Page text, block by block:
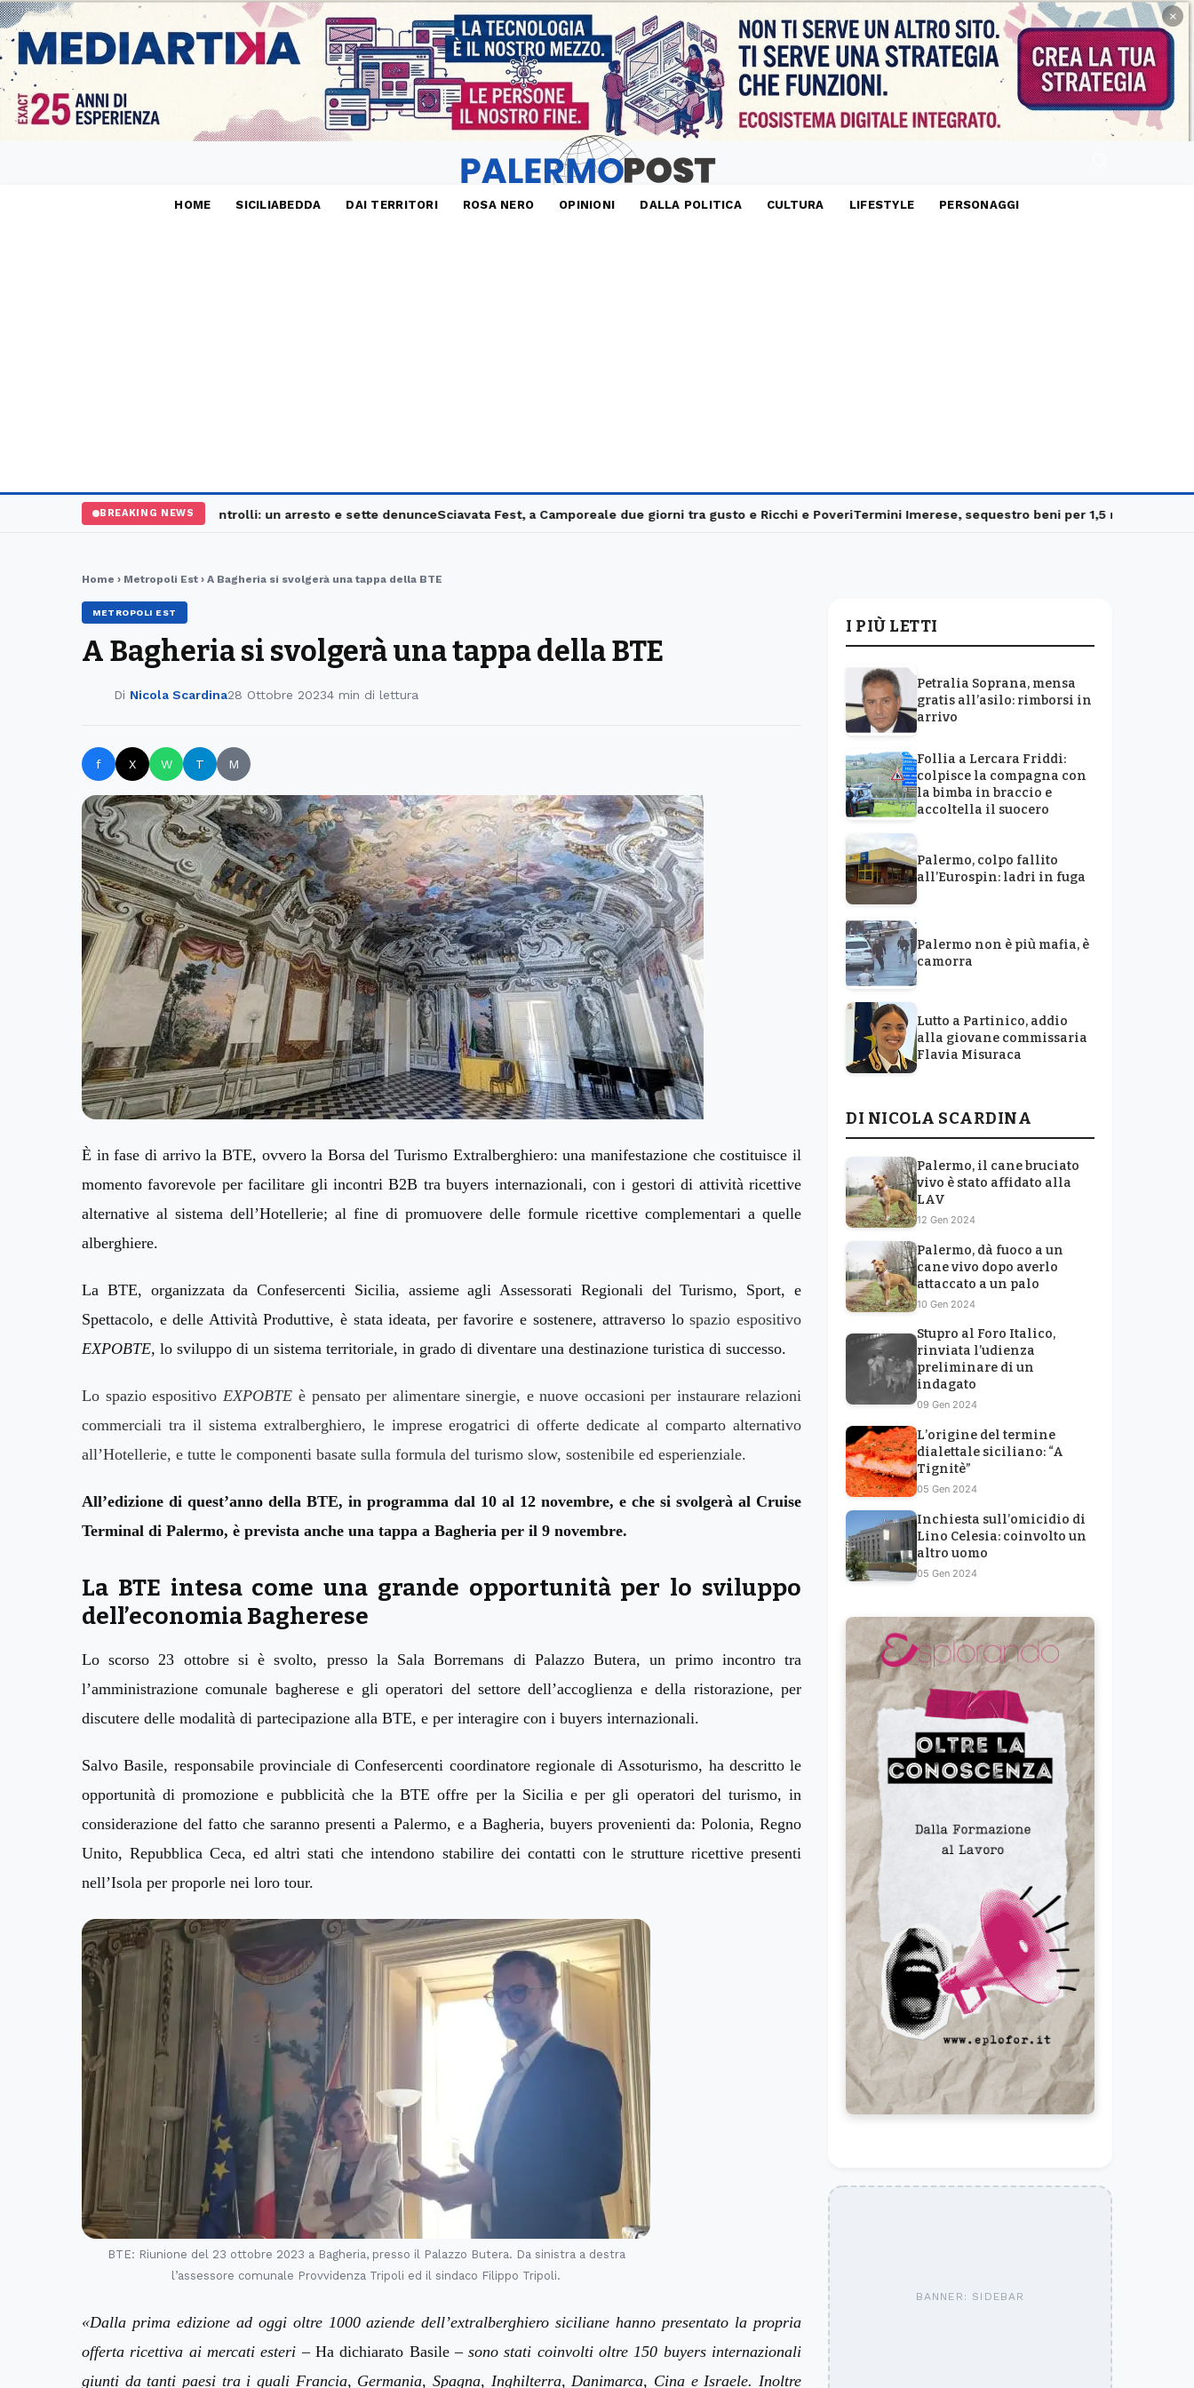
PUBBLICITÀ ×
HOME SICILIABEDDA DAI TERRITORI ROSA NERO OPINIONI DALLA POLITICA CULTURA LIFESTYLE PERSONAGGI
BREAKING NEWS
Palermo, maxi controlli: un arresto e sette denunceSciavata Fest, a Camporeale due giorni tra gusto e Ricchi e PoveriTermini Imerese, sequestro beni per 1,5 milioni
Home › Metropoli Est › A Bagheria si svolgerà una tappa della BTE
METROPOLI EST
A Bagheria si svolgerà una tappa della BTE
Di Nicola Scardina28 Ottobre 20234 min di lettura
f X W T M
È in fase di arrivo la BTE, ovvero la Borsa del Turismo Extralberghiero:una manifestazione che costituisceil
momento favorevole per facilitare gli incontri B2B tra buyers internazionali, con i gestori di attività ricettive
alternative al sistema dell’Hotellerie; al fine di promuovere delle formule ricettive complementari a quelle
alberghiere.
La BTE, organizzatada Confesercenti Sicilia, assieme agli Assessorati Regionali del Turismo, Sport, e
Spettacolo, e delle Attività Produttive, è stataideata, per favorire e sostenere, attraverso lospazio espositivo
EXPOBTE, lo sviluppo di un sistema territoriale, in grado di diventare una destinazione turistica di successo.
Lo spazio espositivo EXPOBTE è pensato per alimentare sinergie, e nuove occasioni per instaurare relazioni
commerciali tra il sistema extralberghiero, le imprese erogatrici di offerte dedicate al comparto alternativo
all’Hotellerie, e tutte le componenti basate sulla formula del turismo slow, sostenibile ed esperienziale.
All’edizione di quest’anno della BTE, in programma dal 10 al 12 novembre, e che si svolgerà al Cruise
Terminal di Palermo, è prevista anche una tappa a Bagheria per il 9 novembre.
La BTE intesa come una grande opportunità per lo sviluppo
dell’economia Bagherese
Lo scorso 23 ottobre si è svolto, presso la Sala Borremans di Palazzo Butera, un primo incontro tra
l’amministrazione comunale bagherese e gli operatori del settore dell’accoglienza e della ristorazione, per
discutere delle modalità di partecipazione alla BTE, e per interagire con i buyers internazionali.
SalvoBasile, responsabile provinciale di Confesercenti coordinatore regionale di Assoturismo, ha descritto le
opportunità di promozione e pubblicità che la BTEoffre per la Siciliae per gli operatori del turismo, in
considerazionedel fattoche saranno presenti a Palermo, ea Bagheria, buyers provenienti da: Polonia, Regno
Unito, Repubblica Ceca, ed altri stati cheintendono stabilire deicontatti con le strutture ricettive presenti
nell’Isola per proporle nei loro tour.
BTE: Riunione del 23 ottobre 2023 a Bagheria, presso il Palazzo Butera. Da sinistra a destra
l’assessore comunale Provvidenza Tripoli ed il sindaco Filippo Tripoli.
«Dalla prima edizione ad oggi oltre 1000 aziende dell’extralberghiero siciliane hanno presentato la propria
offerta ricettiva ai mercati esteri – Ha dichiarato Basile –sono stati coinvolti oltre 150 buyers internazionali
giunti da tanti paesi tra i quali Francia, Germania, Spagna, Inghilterra, Danimarca, Cina e Israele. Inoltre
I PIÙ LETTI
Petralia Soprana, mensa
gratis all’asilo: rimborsi in
arrivo
Follia a Lercara Friddi:
colpisce la compagna con
la bimba in braccio e
accoltella il suocero
Palermo, colpo fallito
all’Eurospin: ladri in fuga
Palermo non è più mafia, è
camorra
Lutto a Partinico, addio
alla giovane commissaria
Flavia Misuraca
DI NICOLA SCARDINA
Palermo, il cane bruciato
vivo è stato affidato alla
LAV
12 Gen 2024
Palermo, dà fuoco a un
cane vivo dopo averlo
attaccato a un palo
10 Gen 2024
Stupro al Foro Italico,
rinviata l’udienza
preliminare di un
indagato
09 Gen 2024
L’origine del termine
dialettale siciliano: “A
Tignitè”
05 Gen 2024
Inchiesta sull’omicidio di
Lino Celesia: coinvolto un
altro uomo
05 Gen 2024
BANNER: SIDEBAR